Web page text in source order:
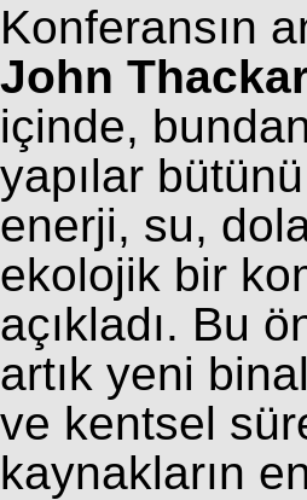
Konferansın
John
içinde,
yapılar
enerji, su,
ekolojik bir
açıkladı. Bu
artık yeni
ve kentsel
kaynakların